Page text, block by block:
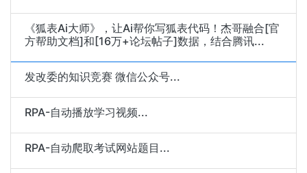
《狐表Ai大师》，让Ai帮你写狐表代码！杰哥融合[官
方帮助文档]和[16万+论坛帖子]数据，结合腾讯...
发改委的知识竞赛 微信公众号...
RPA-自动播放学习视频...
RPA-自动爬取考试网站题目...